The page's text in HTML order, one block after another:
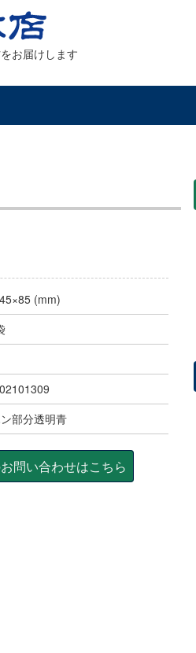
お届けします
(mm)
部分透明青
問い合わせはこちら